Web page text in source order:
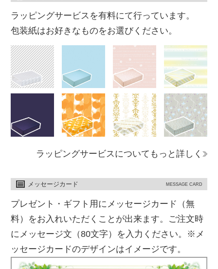
ラッピングサービスを有料にて行っています。
包装紙はお好きなものをお選びください。
ラッピングサービスについてもっと詳しく
メッセージカード MESSAGE CARD
プレゼント・ギフト用にメッセージカード（無
料）をお入れいただくことが出来ます。ご注文時
にメッセージ文（80文字）を入力ください。※メ
ッセージカードのデザインはイメージです。